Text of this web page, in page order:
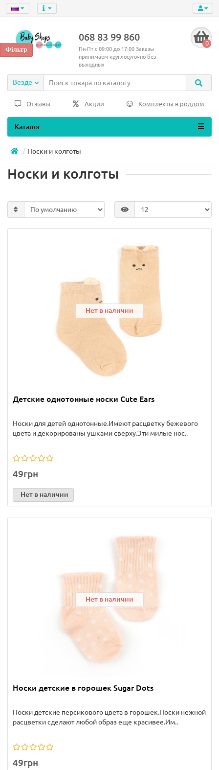
068 83 99 860
Пн-Пт с 09:00 до 17:00 Заказы
принимаем круглосуточно без
выходных
0
Везде
Отзывы Акции Комплекты в роддом
Каталог
Носки и колготы
Носки и колготы
Нет в наличии
Детские однотонные носки Cute Ears
Носки для детей однотонные.Имеют расцветку бежевого
цвета и декорированы ушками сверху.Эти милые нос..
49грн
Нет в наличии
Нет в наличии
Носки детские в горошек Sugar Dots
Носки детские персикового цвета в горошек.Носки нежной
расцветки сделают любой образ еще красивее.Им..
49грн